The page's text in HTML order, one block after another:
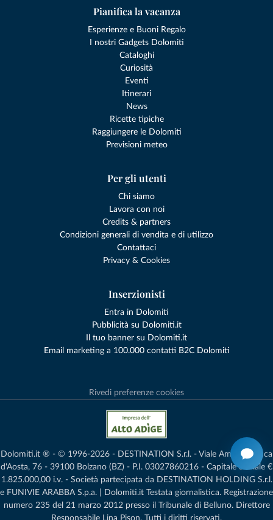
Pianifica la vacanza
Esperienze e Buoni Regalo
I nostri Gadgets Dolomiti
Cataloghi
Curiosità
Eventi
Itinerari
News
Ricette tipiche
Raggiungere le Dolomiti
Previsioni meteo
Per gli utenti
Chi siamo
Lavora con noi
Credits & partners
Condizioni generali di vendita e di utilizzo
Contattaci
Privacy & Cookies
Inserzionisti
Entra in Dolomiti
Pubblicità su Dolomiti.it
Il tuo banner su Dolomiti.it
Email marketing a 100.000 contatti B2C Dolomiti
Rivedi preferenze cookies
Dolomiti.it ® - © 1996-2026 - DESTINATION S.r.l. - Viale Amedeo Duca
d'Aosta, 76 - 39100 Bolzano (BZ) - P.I. 03027860216 - Capitale Sociale €
1.825.000,00 i.v. - Società partecipata da DESTINATION HOLDING S.r.l.
e FUNIVIE ARABBA S.p.a. | Dolomiti.it Testata giornalistica. Registrazione
numero 235 del 21 marzo 2012 presso il Tribunale di Belluno.­ Direttore